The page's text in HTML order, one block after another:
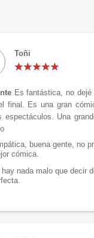
Toñi
Es fantástica, no
final. Es una gran
espectáculos. Una
buena gente, no
cómica.
hay nada malo que decir